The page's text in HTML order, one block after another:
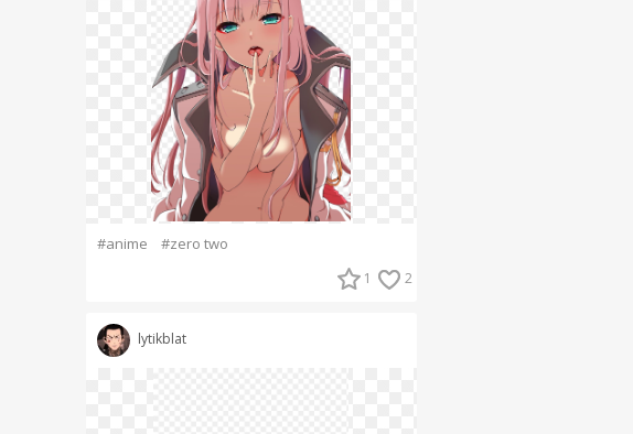
#anime #zero two
1 2
lytikblat